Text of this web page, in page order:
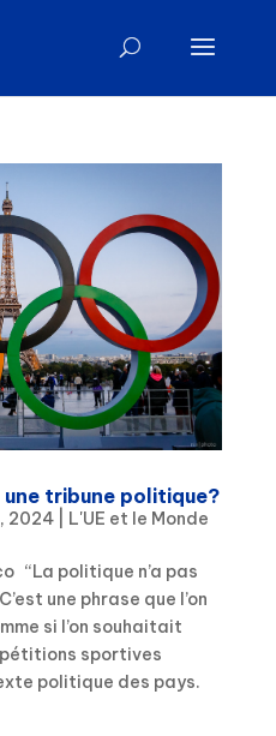
une tribune politique?
2024| L'UE et le Monde
“La politique n’a pas
une phrase que l’on
si l’on souhaitait
sportives
politique des pays.